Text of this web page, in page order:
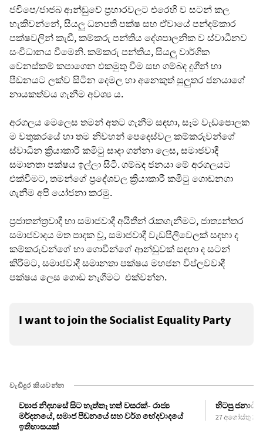
ජවිපෙ/ජාජබ ආන්ඩුවේ ප්‍රහාරවලට එරෙහි ව සටන් කල
හැකිවන්නේ, සියලු ධනපති පක්ෂ සහ ඒවායේ පන්දම්කාර
පක්ෂවලින් කැඩී, කම්කරු පන්තිය දේශපාලනික ව ස්වාධීනව
සංවිධානය වීමෙනි. කම්කරු පන්තිය, සියලු වාර්ගික
වෙනස්කම් කපාගෙන එකමුතු වීම සහ ගම්බද දුගීන් හා
පීඩනයට ලක්ව සිටින දෙමල හා අනෙකුත් සුලුතර ජනයාගේ
නායකත්වය ගැනීම අවශ්‍ය ය.
අරගලය මෙලෙස තමන් අතට ගැනීම සඳහා, සෑම වැඩපොලක
ම වතුකරයේ හා තම නිවහන් පෙදෙස්වල කම්කරුවන්ගේ
ස්වාධීන ක්‍රියාකාරී කමිටු සාදා ගන්නා ලෙස, සමාජවාදී
සමානතා පක්ෂය ඉල්ලා සිටී. ගම්බද ජනයා මේ අරගලයට
එක්වීමට, තමන්ගේ ප්‍රදේශවල ක්‍රියාකාරී කමිටු ගොඩනගා
ගැනීම අපි යෝජනා කරමු.
ප්‍රජාතන්ත්‍රවාදී හා සමාජවාදී අයිතීන් රැකගැනීමට, ජාත්‍යන්තර
සමාජවාදය මත පාදක වූ, සමාජවාදී වැඩපිලිවෙලක් සඳහා ද
කම්කරුවන්ගේ හා ගොවීන්ගේ ආන්ඩුවක් සඳහා ද සටන්
කිරීමට, සමාජවාදී සමානතා පක්ෂය මහජන විප්ලවවාදී
පක්ෂය ලෙස ගොඩ නැගීමට එක්වන්න.
I want to join the Socialist Equality Party
වැඩිදුර කියවන්න
ව්‍යාජ නිදහසේ සිට හැත්තෑ හත් වසරක්- රාජ්‍ය
මර්දනයේ, සමාජ පීඩනයේ සහ වර්ග භේදවාදයේ
ඉතිහාසයක්
හිටපු
27 අගෝස්තු